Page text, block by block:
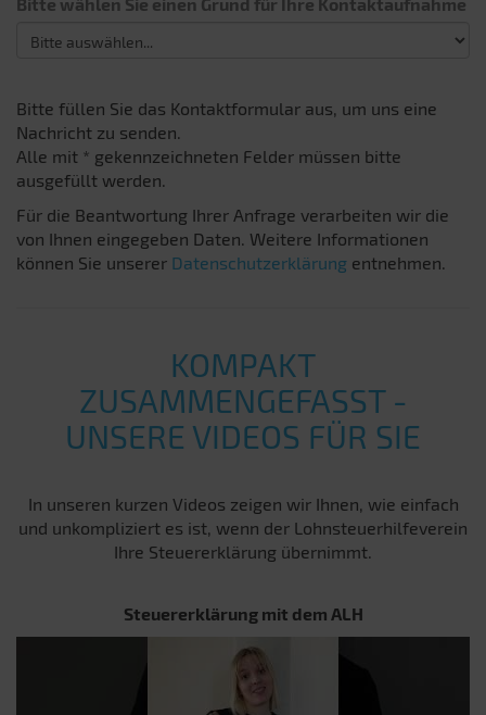
Bitte wählen Sie einen Grund für Ihre Kontaktaufnahme
Bitte füllen Sie das Kontaktformular aus, um uns eine
Nachricht zu senden.
Alle mit * gekennzeichneten Felder müssen bitte
ausgefüllt werden.
Für die Beantwortung Ihrer Anfrage verarbeiten wir die
von Ihnen eingegeben Daten. Weitere Informationen
können Sie unserer Datenschutzerklärung entnehmen.
KOMPAKT
ZUSAMMENGEFASST -
UNSERE VIDEOS FÜR SIE
In unseren kurzen Videos zeigen wir Ihnen, wie einfach
und unkompliziert es ist, wenn der Lohnsteuerhilfeverein
Ihre Steuererklärung übernimmt.
Steuererklärung mit dem ALH